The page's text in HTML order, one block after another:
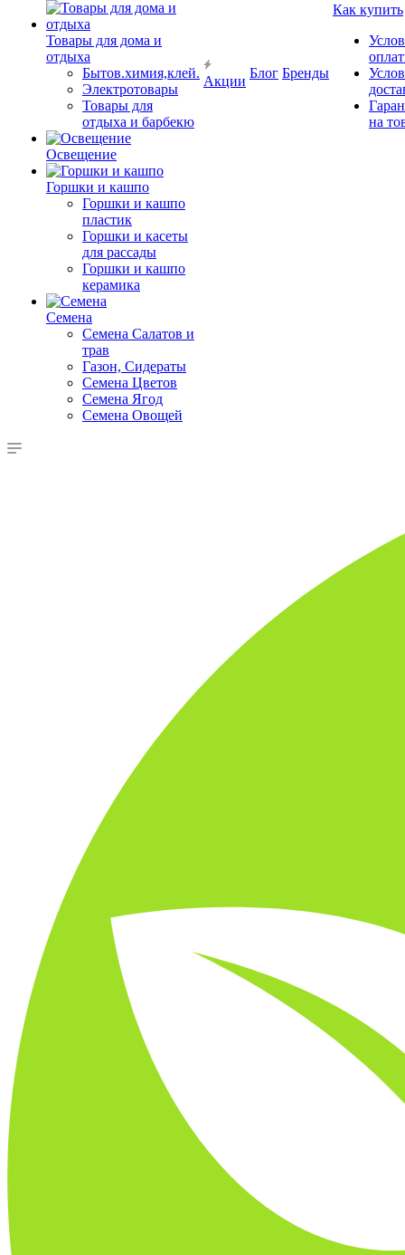
Товары для дома и
отдыха
Бытов.химия,клей.
Электротовары
Товары для
отдыха и барбекю
Освещение
Горшки и кашпо
Горшки и кашпо
пластик
Горшки и касеты
для рассады
Горшки и кашпо
керамика
Семена
Семена Салатов и
трав
Газон, Сидераты
Семена Цветов
Семена Ягод
Семена Овощей
Акции
Блог Бренды
Как купить
на